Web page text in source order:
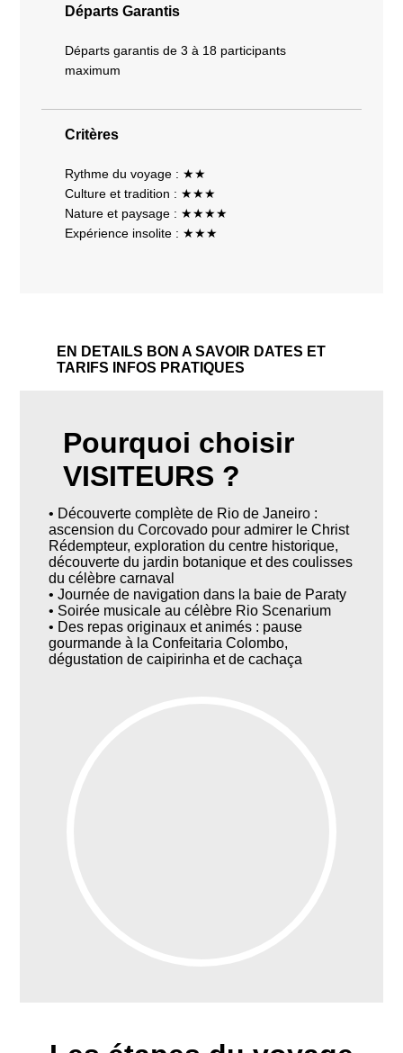
Départs Garantis
Départs garantis de 3 à 18 participants
maximum
Critères
Rythme du voyage : ★★
Culture et tradition : ★★★
Nature et paysage : ★★★★
Expérience insolite : ★★★
EN DETAILS BON A SAVOIR DATES ET
TARIFS
INFOS PRATIQUES
Pourquoi choisir
VISITEURS ?
• Découverte complète de Rio de Janeiro :
ascension du Corcovado pour admirer le Christ
Rédempteur, exploration du centre historique,
découverte du jardin botanique et des coulisses
du célèbre carnaval
• Journée de navigation dans la baie de Paraty
• Soirée musicale au célèbre Rio Scenarium
• Des repas originaux et animés : pause
gourmande à la Confeitaria Colombo,
dégustation de caipirinha et de cachaça